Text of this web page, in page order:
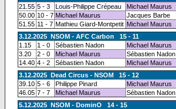
21.55 5 - 3 Louis-Philippe Crépeau
Michael Maurus
50.00 10 - 7 Michael Maurus
Jacques Barbe
51.55 11 - 7 Mathieu Giard-Montpetit Michael Maurus
3.12.2025 NSOM - AFC Carbon 15 - 11
1.15
1 - 0 Sébastien Nadon
Michael Maurus
3.20
2 - 0 Michael Maurus
Sébastien Nadon
14.40 4 - 2 Sébastien Nadon
Michael Maurus
3.12.2025 Dead Circus - NSOM 15 - 12
39.10 5 - 6 Philippe Pinard
Michael Maurus
46.05 7 - 7 Michael Maurus
Sébastien Nadon
5.12.2025 NSOM - DominO 14 - 15